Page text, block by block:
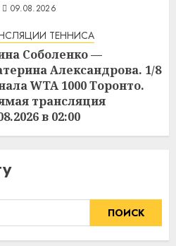
09.08.2026
ТЕННИСА
Соболенко —
Александрова. 1/8
WTA 1000 Торонто.
трансляция
в 02:00
09.08.2026